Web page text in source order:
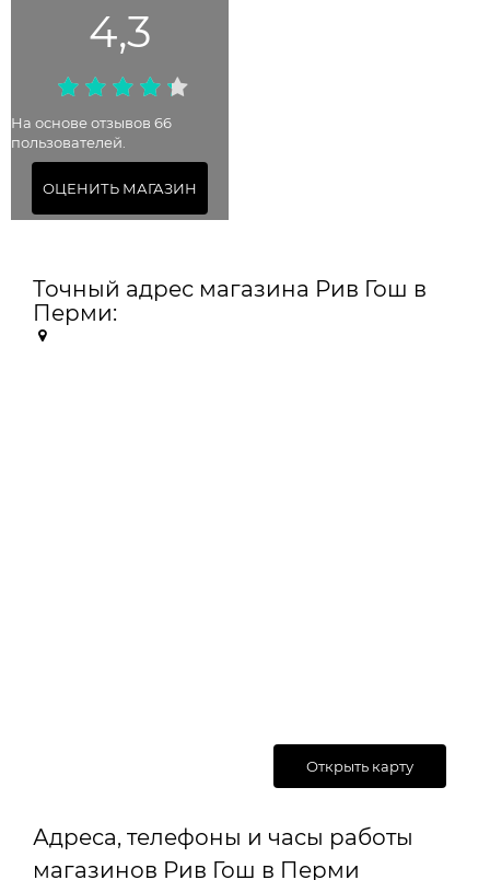
4,3
На основе отзывов 66
пользователей.
ОЦЕНИТЬ МАГАЗИН
Точный адрес магазина Рив Гош в
Перми:
Открыть карту
Адреса, телефоны и часы работы
магазинов Рив Гош в Перми